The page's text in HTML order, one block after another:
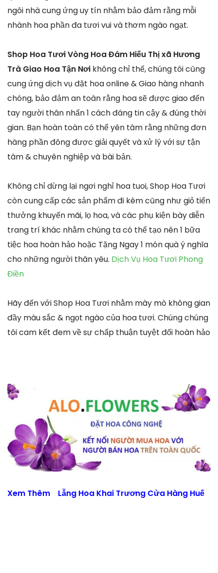
ngôi nhà cung ứng uy tín nhằm bảo đảm rằng mỗi
nhành hoa phần đa tươi vui và thơm ngào ngạt.
Shop Hoa Tươi Vòng Hoa Đám Hiếu Thị xã Hương
Trà Giao Hoa Tận Nơi không chỉ thế, chúng tôi cũng
cung ứng dịch vụ đặt hoa online & Giao hàng nhanh
chóng, bảo đảm an toàn rằng hoa sẽ được giao đến
tay người thân nhấn 1 cách đáng tin cậy & đúng thời
gian. Bạn hoàn toàn có thể yên tâm rằng những đơn
hàng phần đông được giải quyết và xử lý với sự tận
tâm & chuyên nghiệp và bài bản.
Không chỉ dừng lại ngơi nghỉ hoa tuoi, Shop Hoa Tươi
còn cung cấp các sản phẩm đi kèm cũng như giỏ tiến
thưởng khuyến mãi, lọ hoa, và các phụ kiện bày diễn
trang trí khác nhằm chúng ta có thể tạo nên 1 bữa
tiệc hoa hoàn hảo hoặc Tặng Ngay 1 món quà ý nghĩa
cho những người thân yêu. Dịch Vụ Hoa Tươi Phong
Điền
Hãy đến với Shop Hoa Tươi nhằm mày mò không gian
đầy màu sắc & ngọt ngào của hoa tươi. Chúng chúng
tôi cam kết đem về sự chấp thuận tuyệt đối hoàn hảo
Xem Thêm Lẵng Hoa Khai Trương Cửa Hàng Huế